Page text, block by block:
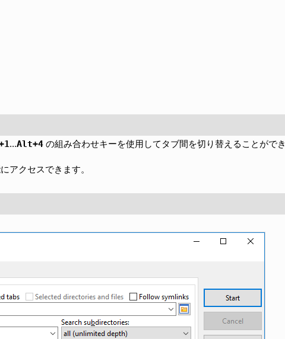
...Alt+4の組み合わせキーを使用してタブ間を切り替えることができ
アクセスできます。